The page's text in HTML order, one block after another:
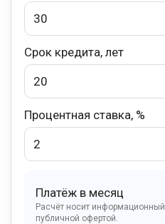
Срок кредита, лет
Процентная ставка, %
Платёж в месяц
Расчёт носит информационный
публичной офертой.